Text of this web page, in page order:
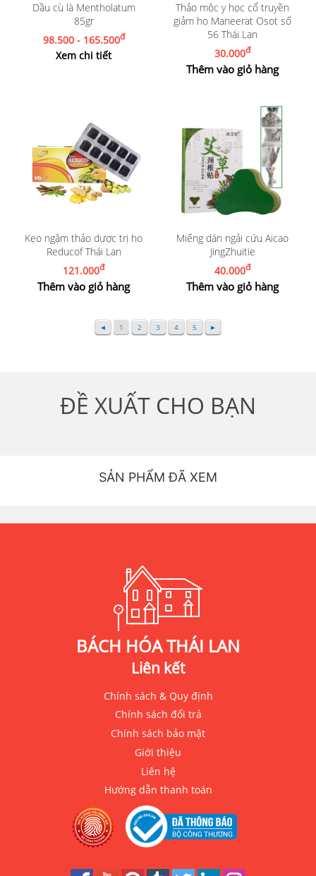
Dầu cù là Mentholatum
85gr
98.500 - 165.500đ
Xem chi tiết
Thảo mộc y học cổ truyền
giảm ho Maneerat Osot số
56 Thái Lan
30.000đ
Thêm vào giỏ hàng
Kẹo ngậm thảo dược trị ho
Reducof Thái Lan
121.000đ
Thêm vào giỏ hàng
Miếng dán ngải cứu Aicao
JingZhuitie
40.000đ
Thêm vào giỏ hàng
◄ 1 2 3 4 5 ►
ĐỀ XUẤT CHO BẠN
SẢN PHẨM ĐÃ XEM
BÁCH HÓA THÁI LAN
Liên kết
Chính sách & Quy định
Chính sách đổi trả
Chính sách bảo mật
Giới thiệu
Liên hệ
Hướng dẫn thanh toán